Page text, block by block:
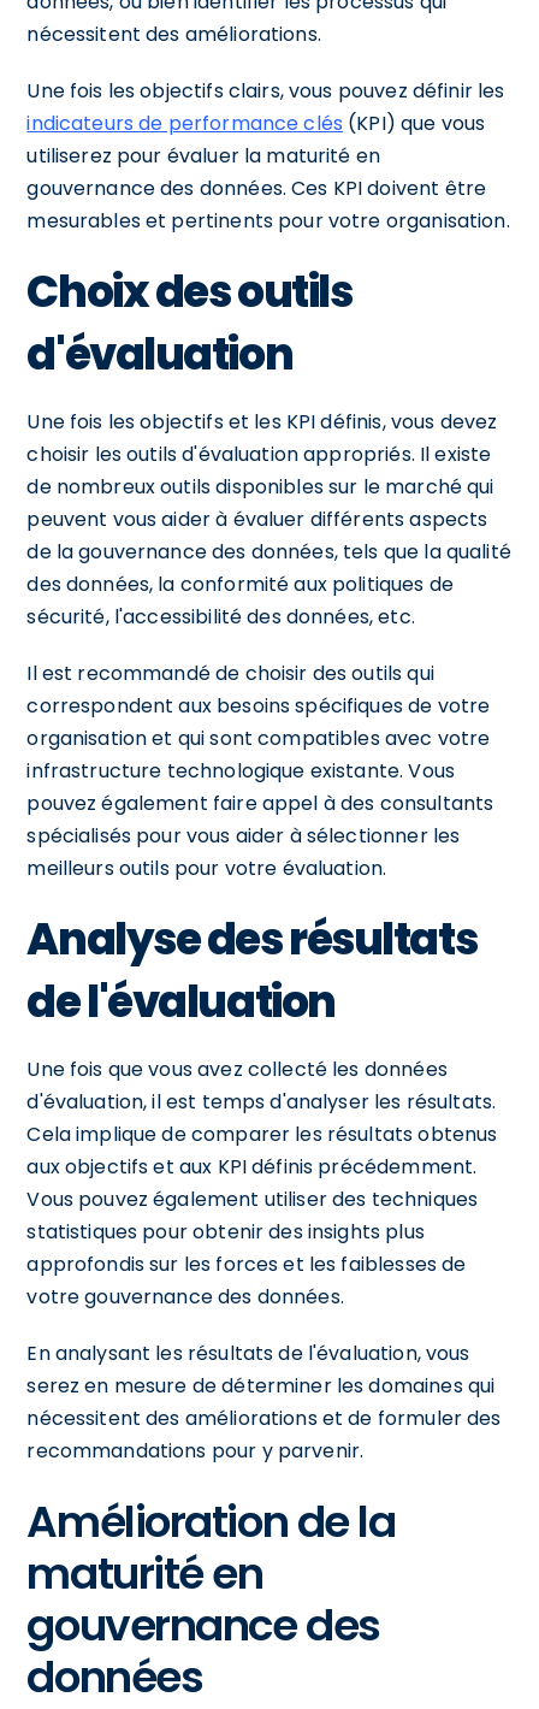
nécessitent des améliorations.
Une fois les objectifs clairs, vous pouvez définir les
indicateurs de performance clés (KPI) que vous
utiliserez pour évaluer la maturité en
gouvernance des données. Ces KPI doivent être
mesurables et pertinents pour votre organisation.
Choix des outils
d'évaluation
Une fois les objectifs et les KPI définis, vous devez
choisir les outils d'évaluation appropriés. Il existe
de nombreux outils disponibles sur le marché qui
peuvent vous aider à évaluer différents aspects
de la gouvernance des données, tels que la qualité
des données, la conformité aux politiques de
sécurité, l'accessibilité des données, etc.
Il est recommandé de choisir des outils qui
correspondent aux besoins spécifiques de votre
organisation et qui sont compatibles avec votre
infrastructure technologique existante. Vous
pouvez également faire appel à des consultants
spécialisés pour vous aider à sélectionner les
meilleurs outils pour votre évaluation.
Analyse des résultats
de l'évaluation
Une fois que vous avez collecté les données
d'évaluation, il est temps d'analyser les résultats.
Cela implique de comparer les résultats obtenus
aux objectifs et aux KPI définis précédemment.
Vous pouvez également utiliser des techniques
statistiques pour obtenir des insights plus
approfondis sur les forces et les faiblesses de
votre gouvernance des données.
En analysant les résultats de l'évaluation, vous
serez en mesure de déterminer les domaines qui
nécessitent des améliorations et de formuler des
recommandations pour y parvenir.
Amélioration de la
maturité en
gouvernance des
données